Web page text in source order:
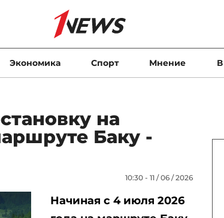
Экономика Спорт Мнение
на
Баку -
10:30 - 11 / 06 / 2026
Начиная с 4 июля 2026